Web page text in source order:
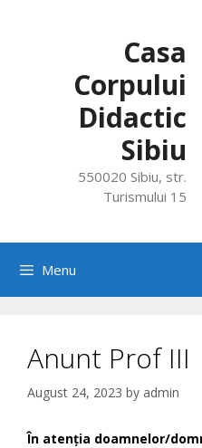
Casa
Corpului
Didactic
Sibiu
550020 Sibiu, str.
Turismului 15
Menu
Anunt Prof III
August 24, 2023 by admin
În atenția doamnelor/